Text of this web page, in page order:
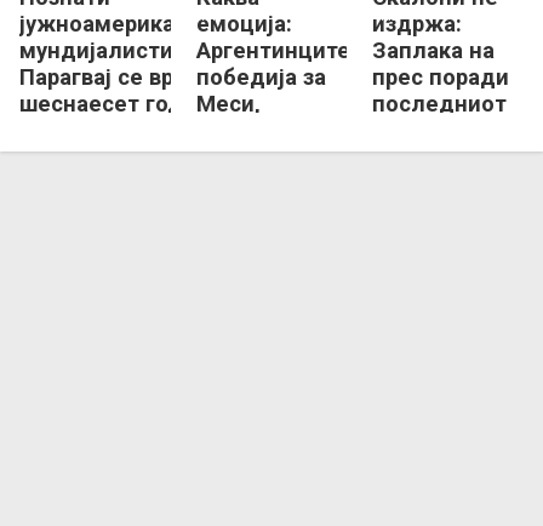
јужноамериканските
мундијалисти,
Парагвај се враќа по
шеснаесет години
емоција:
Аргентинците
победија за
Меси,
на химната
издржа:
Заплака на
прес поради
последниот
во Аргентина